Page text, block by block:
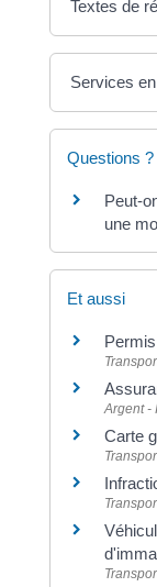
Textes de
Services
Questions
Peut-
une
Et aussi
Argent -
Carte